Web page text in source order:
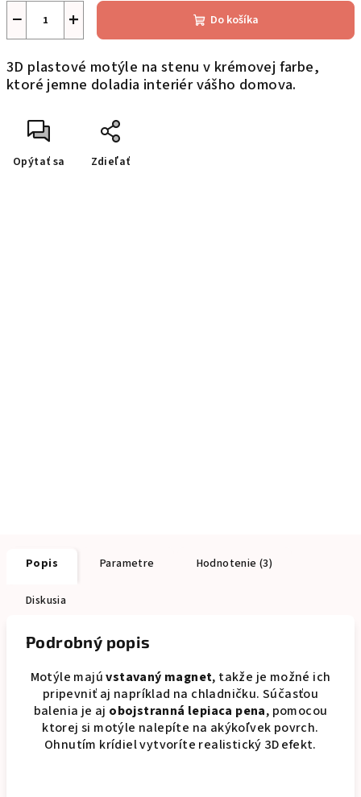
+
− Do košíka
3D plastové motýle na stenu v krémovej farbe,
ktoré jemne doladia interiér vášho domova.
Opýtať sa Zdieľať
Popis Parametre Hodnotenie (3)
Diskusia
Podrobný popis
Motýle majúvstavaný magnet, takže je možné ich
pripevniť aj napríklad na chladničku. Súčasťou
balenia je aj obojstranná lepiaca pena, pomocou
ktorej si motýle nalepíte na akýkoľvek povrch.
Ohnutím krídiel vytvoríte realistický 3D efekt.